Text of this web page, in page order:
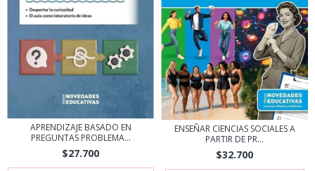
APRENDIZAJE BASADO EN
PREGUNTAS PROBLEMA...
$27.700
ENSEÑAR CIENCIAS SOCIALES A
PARTIR DE PR...
$32.700